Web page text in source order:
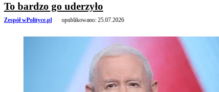
To bardzo go uderzyło
Zespół wPolityce.pl opublikowano: 25.07.2026